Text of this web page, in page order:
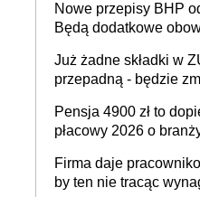
osoby neuroatypowe.
na rzecz
Nowe przepisy BHP
Będą dodatkowe
Już żadne składki w
przepadną - będzie
ubezpieczeniom
Pensja 4900 zł to
płacowy 2026 o
Firma daje
by ten nie tracąc